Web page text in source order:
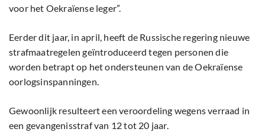
voor het Oekraïense leger”.
Eerder dit jaar, in april, heeft de Russische regering nieuwe
strafmaatregelen geïntroduceerd tegen personen die
worden betrapt op het ondersteunen van de Oekraïense
oorlogsinspanningen.
Gewoonlijk resulteert een veroordeling wegens verraad in
een gevangenisstraf van 12 tot 20 jaar.